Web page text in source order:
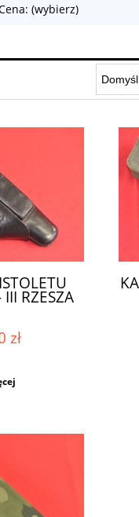
(wybierz)
RZESZA
zł